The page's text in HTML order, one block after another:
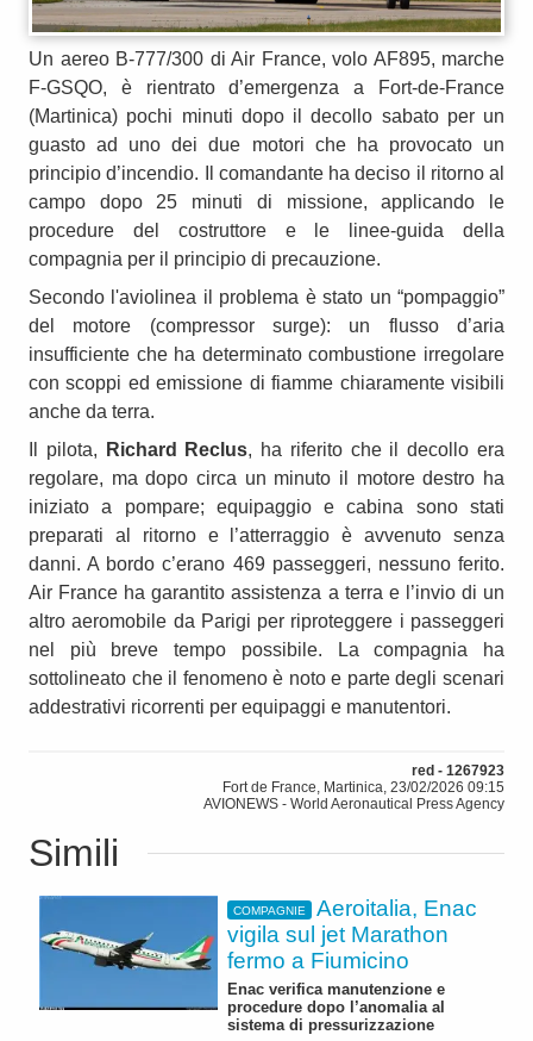
Un aereo B-777/300 di Air France, volo AF895, marche
F-GSQO, è rientrato d’emergenza a Fort‑de‑France
(Martinica) pochi minuti dopo il decollo sabato per un
guasto ad uno dei due motori che ha provocato un
principio d’incendio. Il comandante ha deciso il ritorno al
campo dopo 25 minuti di missione, applicando le
procedure del costruttore e le linee-guida della
compagnia per il principio di precauzione.
Secondo l'aviolinea il problema è stato un “pompaggio”
del motore (compressor surge): un flusso d’aria
insufficiente che ha determinato combustione irregolare
con scoppi ed emissione di fiamme chiaramente visibili
anche da terra.
Il pilota,
Richard Reclus, ha riferito che il decollo era
regolare, ma dopo circa un minuto il motore destro ha
iniziato a pompare; equipaggio e cabina sono stati
preparati al ritorno e l’atterraggio è avvenuto senza
danni. A bordo c’erano 469 passeggeri, nessuno ferito.
Air France ha garantito assistenza a terra e l’invio di un
altro aeromobile da Parigi per riproteggere i passeggeri
nel più breve tempo possibile. La compagnia ha
sottolineato che il fenomeno è noto e parte degli scenari
addestrativi ricorrenti per equipaggi e manutentori.
red - 1267923
Fort de France, Martinica, 23/02/2026 09:15
AVIONEWS - World Aeronautical Press Agency
Simili
COMPAGNIE
Aeroitalia, Enac
vigila sul jet Marathon
fermo a Fiumicino
Enac verifica manutenzione e
procedure dopo l’anomalia al
sistema di pressurizzazione